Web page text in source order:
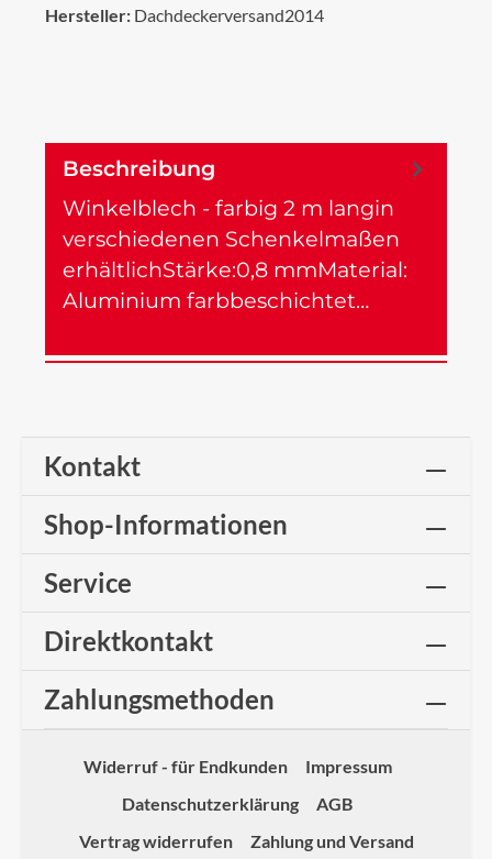
Hersteller: Dachdeckerversand2014
Beschreibung
Winkelblech - farbig 2 m langin
verschiedenen Schenkelmaßen
erhältlichStärke:0,8 mmMaterial:
Aluminium farbbeschichtet…
Kontakt
Shop-Informationen
Service
Direktkontakt
Zahlungsmethoden
Widerruf - für Endkunden
Impressum
Datenschutzerklärung
AGB
Vertrag widerrufen
Zahlung und Versand